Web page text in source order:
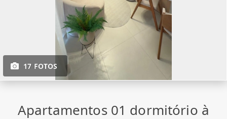
17 FOTOS
Apartamentos 01 dormitório à